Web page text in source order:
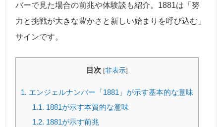
バーで見た場合の前兆や体験談も紹介。1881は「努
力と挑戦が大きな豊かさと新しい始まりを呼び込む」
サインです。
目次 [非表示]
1. エンジェルナンバー「1881」が示す基本的な意味
1.1. 1881が示す本質的な意味
1.2. 1881が示す前兆